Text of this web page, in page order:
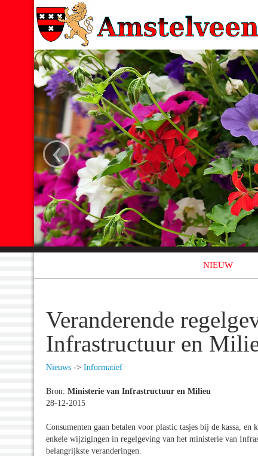
‹
NIEUW
Veranderende
Infrastructuur en
Nieuws -> Informatief
Bron: Ministerie van Infrastructuur en Milieu
28-12-2015
Consumenten gaan betalen voor plastic tasjes bij de kassa,
enkele wijzigingen in regelgeving van het ministerie van
belangrijkste veranderingen.